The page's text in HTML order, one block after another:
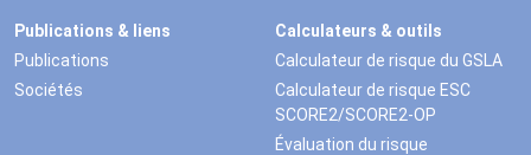
Publications & liens
Publications
Sociétés
Calculateurs & outils
Calculateur de risque du GSLA
Calculateur de risque ESC
SCORE2/SCORE2-OP
Évaluation du risque